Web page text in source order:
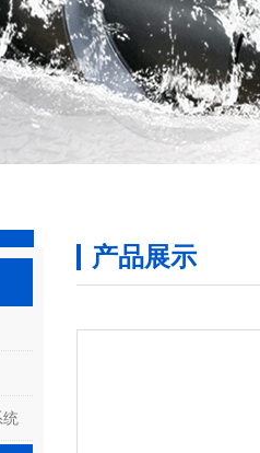
产品展示